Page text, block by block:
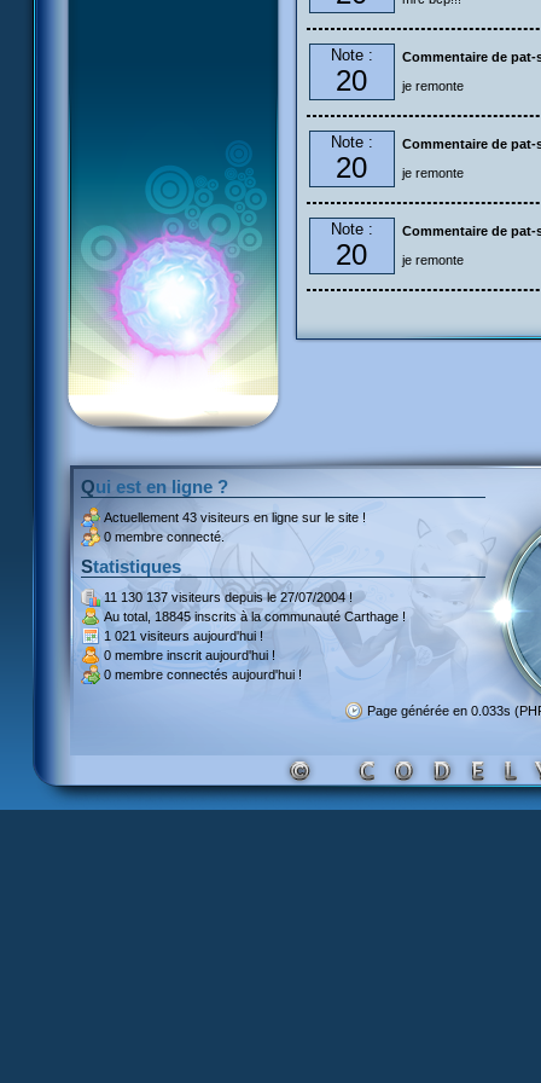
Note :
20
Commentaire de
je remonte
Note :
20
Commentaire de
je remonte
Note :
20
Commentaire de
je remonte
Qui est en ligne ?
Actuellement 43 visiteurs en ligne sur le site !
0 membre connecté.
Statistiques
11 130 137 visiteursdepuis le 27/07/2004 !
Au total, 18845 inscritsà la communauté Carthage !
1 021 visiteurs aujourd'hui !
0 membre inscrit aujourd'hui !
0 membre connectés aujourd'hui !
Page générée en 0.033s